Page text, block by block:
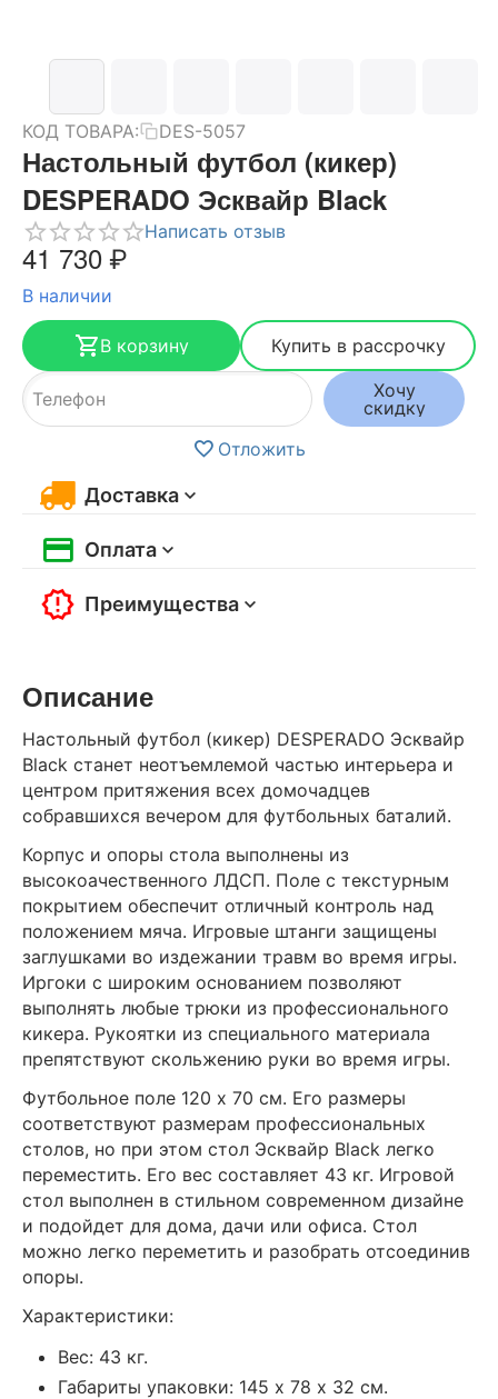
КОД ТОВАРА: DES-5057
Настольный футбол (кикер)
DESPERADO Эсквайр Black
Написать отзыв
41 730₽
В наличии
В корзину
Купить в рассрочку
Хочу
скидку
Отложить
Доставка
Оплата
Преимущества
Описание
Настольный футбол (кикер) DESPERADO Эсквайр
Black станет неотъемлемой частью интерьера и
центром притяжения всех домочадцев
собравшихся вечером для футбольных баталий.
Корпус и опоры стола выполнены из
высокоачественного ЛДСП. Поле с текстурным
покрытием обеспечит отличный контроль над
положением мяча. Игровые штанги защищены
заглушками во издежании травм во время игры.
Иргоки с широким основанием позволяют
выполнять любые трюки из профессионального
кикера. Рукоятки из специального материала
препятствуют скольжению руки во время игры.
Футбольное поле 120 х 70 см. Его размеры
соответствуют размерам профессиональных
столов, но при этом стол Эсквайр Black легко
переместить. Его вес составляет 43 кг. Игровой
стол выполнен в стильном современном дизайне
и подойдет для дома, дачи или офиса. Стол
можно легко переметить и разобрать отсоединив
опоры.
Характеристики:
Вес: 43 кг.
Габариты упаковки: 145 х 78 х 32 см.